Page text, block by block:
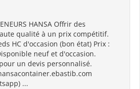
HANSA Offrir des
qualité à un prix compétitif.
HC d'occasion (bon état) Prix ​​:
neuf et d'occasion.
un devis personnalisé.
...